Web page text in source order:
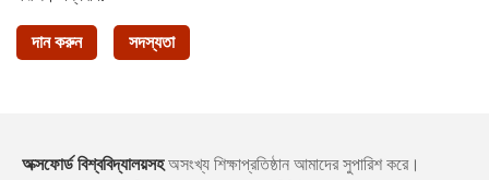
দান করুন সদস্যতা
অক্সফোর্ড বিশ্ববিদ্যালয়সহঅসংখ্য শিক্ষাপ্রতিষ্ঠান আমাদের সুপারিশ করে।